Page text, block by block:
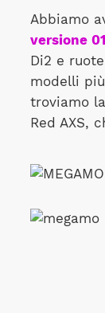
Abbiamo
versione
Di2 e ruote
modelli
troviamo
Red AXS,